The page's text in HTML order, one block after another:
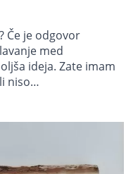
Če je odgovor
med
ideja. Zate imam
niso…